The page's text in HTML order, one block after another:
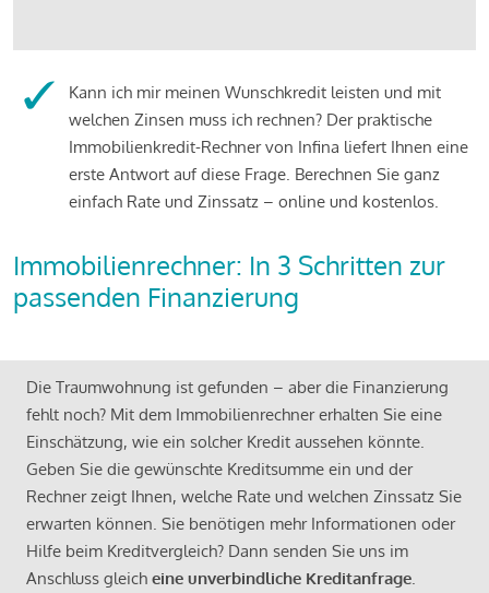
Kann ich mir meinen Wunschkredit leisten und mit
welchen Zinsen muss ich rechnen? Der praktische
Immobilienkredit-Rechner von Infina liefert Ihnen eine
erste Antwort auf diese Frage. Berechnen Sie ganz
einfach Rate und Zinssatz – online und kostenlos.
Immobilienrechner: In 3 Schritten zur
passenden Finanzierung
Die Traumwohnung ist gefunden – aber die Finanzierung
fehlt noch? Mit dem Immobilienrechner erhalten Sie eine
Einschätzung, wie ein solcher Kredit aussehen könnte.
Geben Sie die gewünschte Kreditsumme ein und der
Rechner zeigt Ihnen, welche Rate und welchen Zinssatz Sie
erwarten können. Sie benötigen mehr Informationen oder
Hilfe beim Kreditvergleich? Dann senden Sie uns im
Anschluss gleich eine unverbindliche Kreditanfrage.